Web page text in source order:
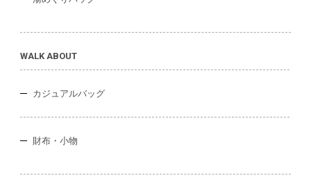
WALK ABOUT
カジュアルバッグ
財布・小物